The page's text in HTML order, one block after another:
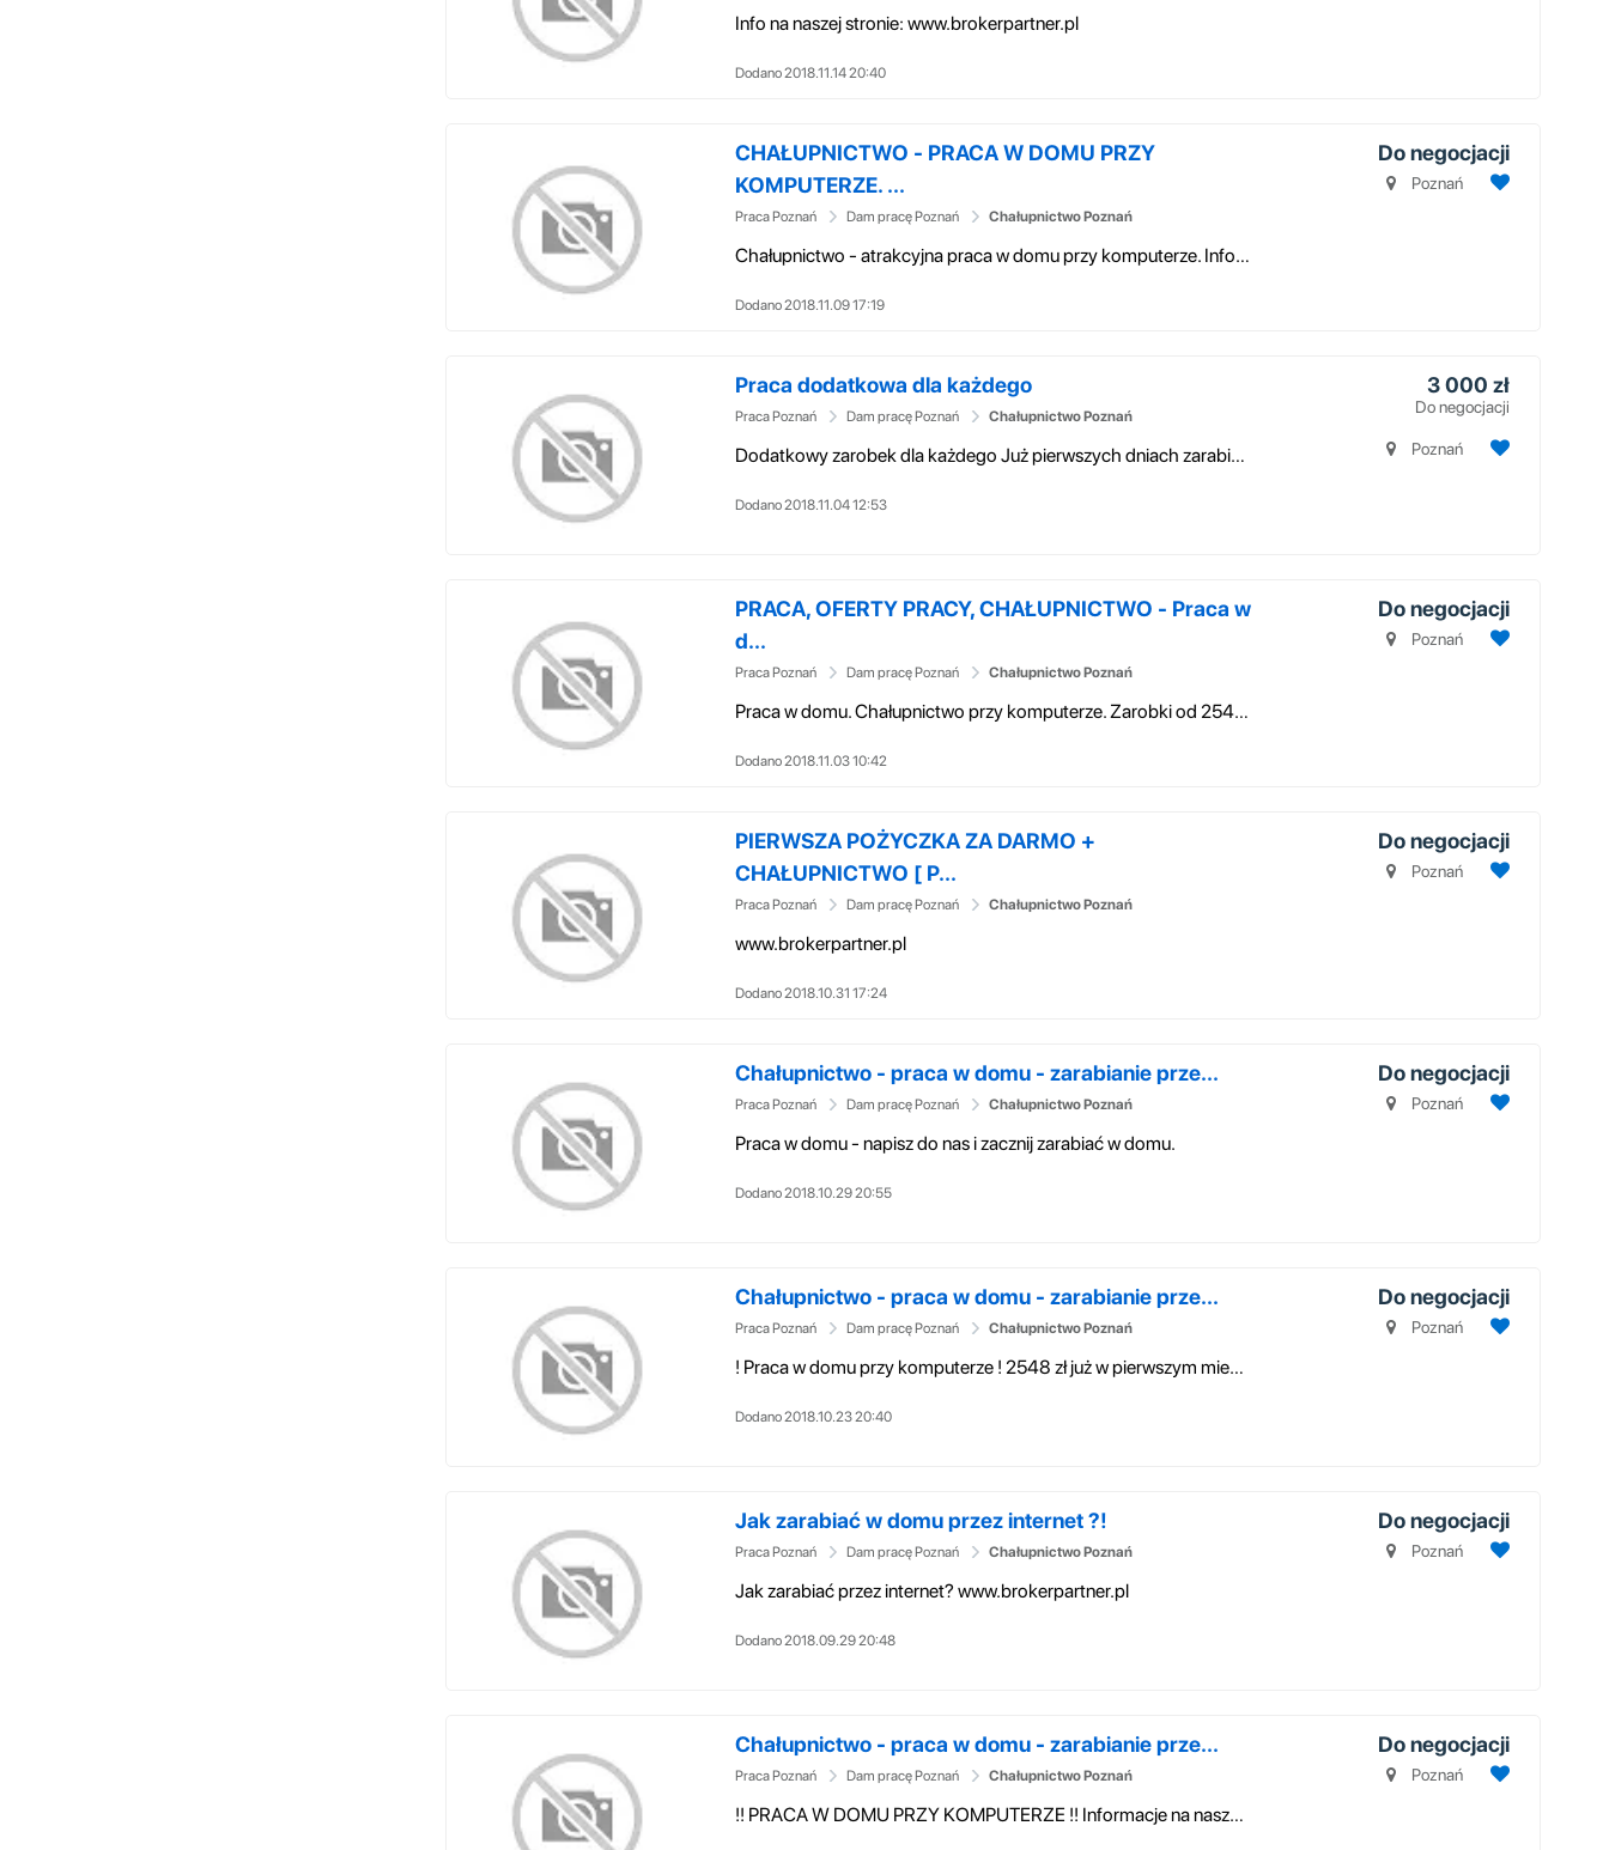
Info na naszej stronie: www.brokerpartner.pl
Dodano 2018.11.14 20:40
CHAŁUPNICTWO - PRACA W DOMU PRZY
KOMPUTERZE. ...
Praca Poznań Dam pracę Poznań Chałupnictwo Poznań
Chałupnictwo - atrakcyjna praca w domu przy komputerze. Informacje na na...
Dodano 2018.11.09 17:19
Do negocjacji
Poznań
Praca dodatkowa dla każdego
Praca Poznań Dam pracę Poznań Chałupnictwo Poznań
Dodatkowy zarobek dla każdego Już pierwszych dniach zarabiasz gwarantow...
Dodano 2018.11.04 12:53
3 000 zł
Do negocjacji
Poznań
PRACA, OFERTY PRACY, CHAŁUPNICTWO - Praca w
d...
Praca Poznań Dam pracę Poznań Chałupnictwo Poznań
Praca w domu. Chałupnictwo przy komputerze. Zarobki od 2548 zł do nawet ...
Dodano 2018.11.03 10:42
Do negocjacji
Poznań
PIERWSZA POŻYCZKA ZA DARMO +
CHAŁUPNICTWO [ P...
Praca Poznań Dam pracę Poznań Chałupnictwo Poznań
www.brokerpartner.pl
Dodano 2018.10.31 17:24
Do negocjacji
Poznań
Chałupnictwo - praca w domu - zarabianie prze...
Praca Poznań Dam pracę Poznań Chałupnictwo Poznań
Praca w domu - napisz do nas i zacznij zarabiać w domu.
Dodano 2018.10.29 20:55
Do negocjacji
Poznań
Chałupnictwo - praca w domu - zarabianie prze...
Praca Poznań Dam pracę Poznań Chałupnictwo Poznań
! Praca w domu przy komputerze ! 2548 zł już w pierwszym miesiącu. Infor...
Dodano 2018.10.23 20:40
Do negocjacji
Poznań
Jak zarabiać w domu przez internet ?!
Praca Poznań Dam pracę Poznań Chałupnictwo Poznań
Jak zarabiać przez internet? www.brokerpartner.pl
Dodano 2018.09.29 20:48
Do negocjacji
Poznań
Chałupnictwo - praca w domu - zarabianie prze...
Praca Poznań Dam pracę Poznań Chałupnictwo Poznań
!! PRACA W DOMU PRZY KOMPUTERZE !! Informacje na naszej stronie: www.b...
Do negocjacji
Poznań